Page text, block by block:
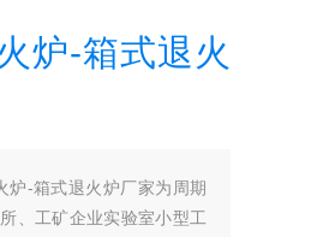
炉-箱式退火
炉-箱式退火炉厂家为周期
、工矿企业实验室小型工